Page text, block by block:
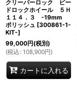
クリーパーロック ビー
ドロックホイール ５Ｈ
１１４．３ -19mm
ポリッシュ [300861-1-
KIT-]
99,000円(税別)
(税込 : 108,900円)
カートに入れる